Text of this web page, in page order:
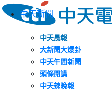
中天新聞
中天晨報
大新聞大爆卦
中天午間新聞
頭條開講
中天辣晚報